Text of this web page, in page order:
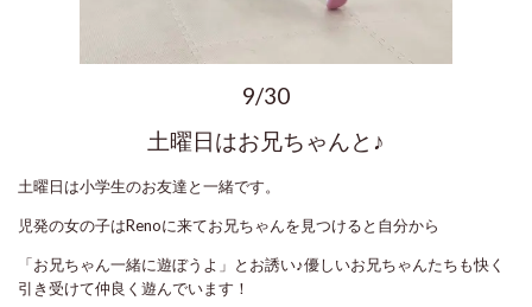
9/30
土曜日はお兄ちゃんと♪
土曜日は小学生のお友達と一緒です。
児発の女の子はRenoに来てお兄ちゃんを見つけると自分から
「お兄ちゃん一緒に遊ぼうよ」とお誘い♪優しいお兄ちゃんたちも快く
引き受けて仲良く遊んでいます！